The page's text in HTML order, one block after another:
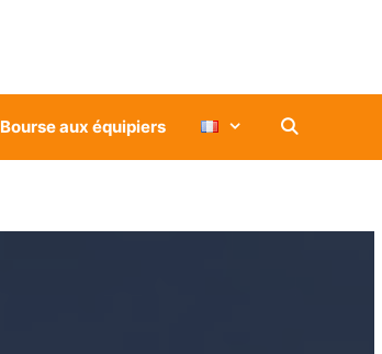
Bourse aux équipiers